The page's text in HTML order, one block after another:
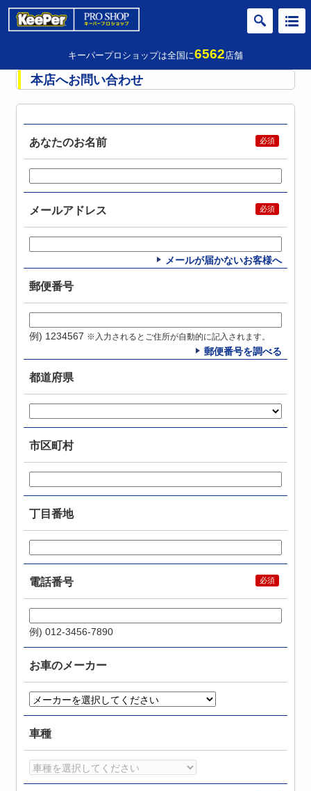
キーパープロショップは全国に6562店舗
本店へお問い合わせ
あなたのお名前
メールアドレス
メールが届かないお客様へ
郵便番号
例) 1234567 ※入力されるとご住所が自動的に記入されます。
郵便番号を調べる
都道府県
市区町村
丁目番地
電話番号
例) 012-3456-7890
お車のメーカー
車種